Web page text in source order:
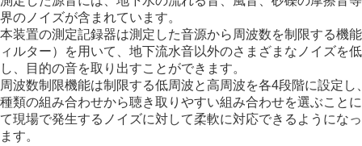
界のノイズが含まれています。
本装置の測定記録器は測定した音源から周波数を制限する機
ィルター）を用いて、地下流水音以外のさまざまなノイズを
し、目的の音を取り出すことができます。
周波数制限機能は制限する低周波と高周波を各4段階に設定し
種類の組み合わせから聴き取りやすい組み合わせを選ぶこと
て現場で発生するノイズに対して柔軟に対応できるようにな
ます。